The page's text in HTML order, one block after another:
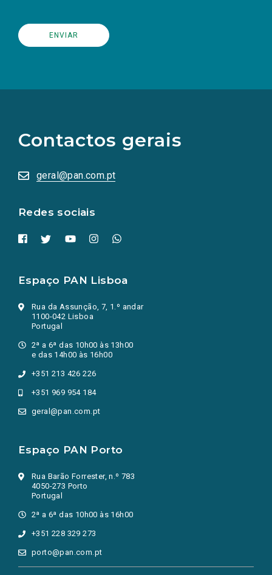
Contactos gerais
geral@pan.com.pt
Redes sociais
redes
sociais
numa
nova
Espaço PAN Lisboa
Rua da Assunção, 7, 1.º andar
1100-042 Lisboa
Portugal
2ª a 6ª das 10h00 às 13h00
e das 14h00 às 16h00
+351 213 426 226
+351 969 954 184
geral@pan.com.pt
Espaço PAN Porto
Rua Barão Forrester, n.º 783
4050-273 Porto
Portugal
2ª a 6ª das 10h00 às 16h00
+351 228 329 273
porto@pan.com.pt